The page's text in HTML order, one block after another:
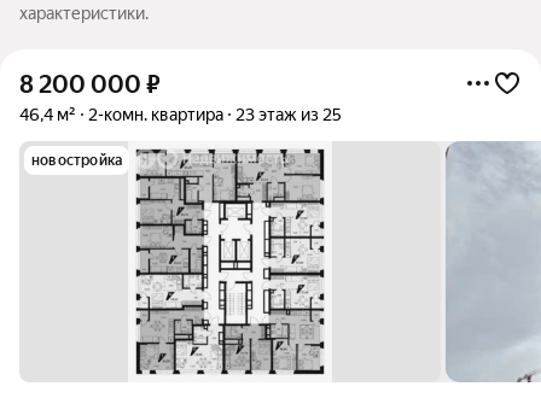
характеристики.
8 200 000 ₽
46,4 м² 2-комн. квартира 23 этаж из 25
новостройка